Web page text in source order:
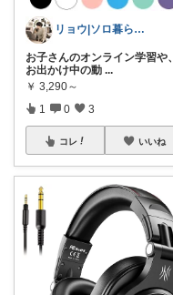
リョウ|ソロ暮らし帖
お子さんのオンライン学習や、
お出かけ中の動 ...
￥ 3,290～
1 0 3
コレ いいね